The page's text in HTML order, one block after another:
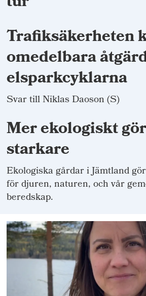
Trafiksäkerheten
omedelbara
elsparkcyklarna
Svar till Niklas Daoson (S)
Mer ekologiskt
starkare
Ekologiska gårdar i Jämtland
för djuren, naturen, och vår
beredskap.